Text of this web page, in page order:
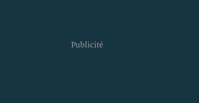
Publicité